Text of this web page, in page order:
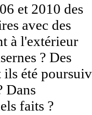
et 2010 des
avec des
à l'extérieur
? Des
ils été
Dans
faits ?